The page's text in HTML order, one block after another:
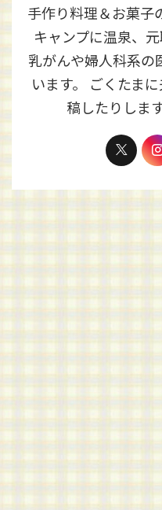
手作り料理＆お菓子
キャンプに温泉、
乳がんや婦人科系
います。 ごくたま
稿したりしま